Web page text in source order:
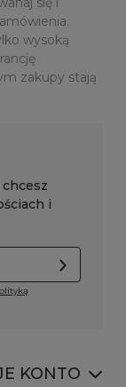
wysoką
zakupy stają
i
KONTO